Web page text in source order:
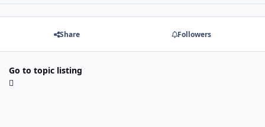
Share Followers
Go to topic listing